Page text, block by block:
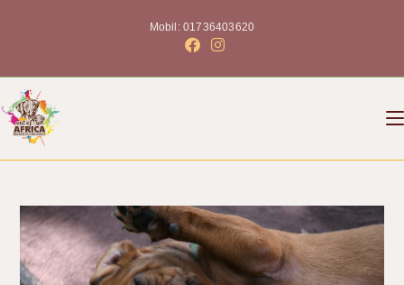
Mobil: 01736403620